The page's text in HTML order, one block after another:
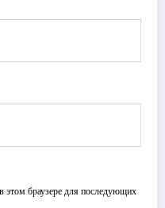
браузере для последующих